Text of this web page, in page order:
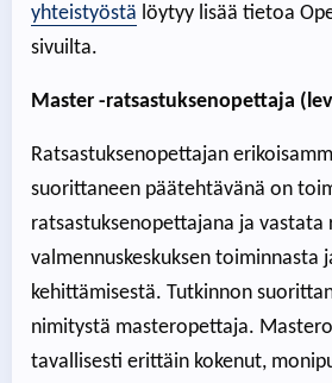
yhteistyöstä löytyy lisää tietoa
sivuilta.
Master -ratsastuksenopettaja
Ratsastuksenopettajan
suorittaneen päätehtävänä on
ratsastuksenopettajana ja vastata
valmennuskeskuksen toiminnasta
kehittämisestä. Tutkinnon
nimitystä masteropettaja.
tavallisesti erittäin kokenut,